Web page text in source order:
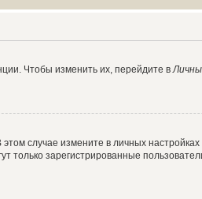
Чтобы изменить их, перейдите в
случае измените в личных настройках
только зарегистрированные